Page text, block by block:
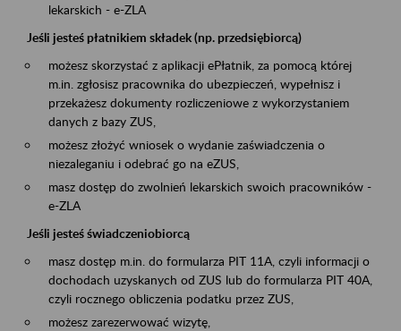
lekarskich - e-ZLA
Jeśli jesteś płatnikiem składek (np. przedsiębiorcą)
możesz skorzystać z aplikacji ePłatnik, za pomocą której
m.in. zgłosisz pracownika do ubezpieczeń, wypełnisz i
przekażesz dokumenty rozliczeniowe z wykorzystaniem
danych z bazy ZUS,
możesz złożyć wniosek o wydanie zaświadczenia o
niezaleganiu i odebrać go na eZUS,
masz dostęp do zwolnień lekarskich swoich pracowników -
e-ZLA
Jeśli jesteś świadczeniobiorcą
masz dostęp m.in. do formularza PIT 11A, czyli informacji o
dochodach uzyskanych od ZUS lub do formularza PIT 40A,
czyli rocznego obliczenia podatku przez ZUS,
możesz zarezerwować wizytę,